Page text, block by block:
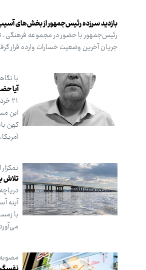
بازدید سرزده رئیس‌جمهور از بخش‌های
رئیس‌جمهور با حضور در مجموعه فرهنگی ـ
جریان آخرین وضعیت خسارات وارده قرار
با
آیا حضور
این
تلاش
آینه
با